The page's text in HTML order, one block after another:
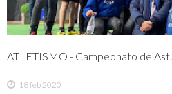
ATLETISMO - Campeonato de
18 feb 2020